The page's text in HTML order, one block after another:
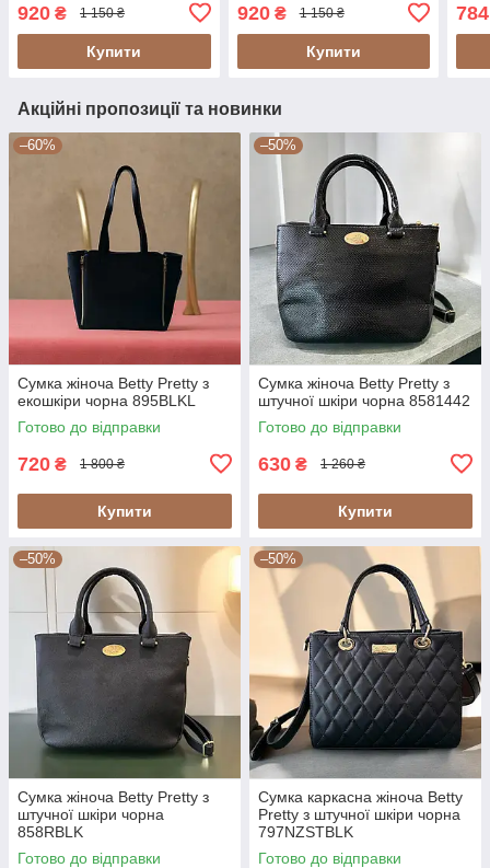
920 ₴ 1 150 ₴
Купити
920₴ 1 150 ₴
Купити
784
Акційні пропозиції та новинки
–60%
Сумка жіноча Betty Pretty з
екошкіри чорна 895BLKL
Готово до відправки
720 ₴ 1 800 ₴
Купити
–50%
Сумка жіноча Betty Pretty з
штучної шкіри чорна 8581442
Готово до відправки
630 ₴ 1 260 ₴
Купити
–50%
Сумка жіноча Betty Pretty з
штучної шкіри чорна
858RBLK
Готово до відправки
–50%
Сумка каркасна жіноча Betty
Pretty з штучної шкіри чорна
797NZSTBLK
Готово до відправки